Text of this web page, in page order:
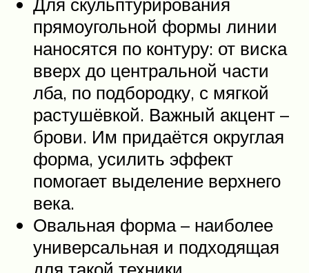
прямоугольной формы линии
наносятся по контуру: от виска
вверх до центральной части
лба, по подбородку, с мягкой
растушёвкой. Важный акцент –
брови. Им придаётся округлая
форма, усилить эффект
помогает выделение верхнего
века.
Овальная форма – наиболее
универсальная и подходящая